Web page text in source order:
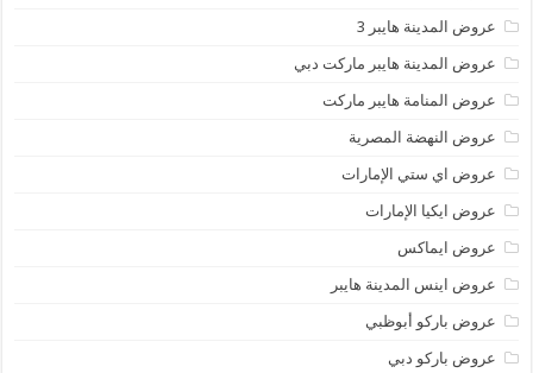
عروض المدينة هايبر 3
عروض المدينة هايبر ماركت دبي
عروض المنامة هايبر ماركت
عروض النهضة المصرية
عروض اي ستي الإمارات
عروض ايكيا الإمارات
عروض ايماكس
عروض اينس المدينة هايبر
عروض باركو أبوظبي
عروض باركو دبي